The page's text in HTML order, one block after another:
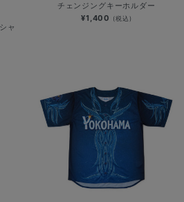
ャ
チェンジングキーホルダー
¥1,400 (税込)